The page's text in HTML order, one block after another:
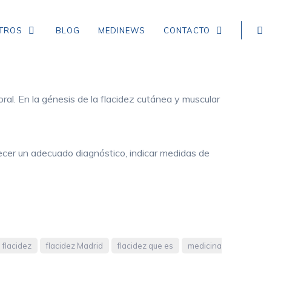
DE
NEUROLOGÍA
CEFALEA TENSIONAL
INFARTO Y HEMORRAGIA CEREBRAL
BLOG MEDINEWS CONTACTO
En la génesis de la flacidez cutánea y muscular
un adecuado diagnóstico, indicar medidas de
flacidez flacidez Madrid flacidez que es
medicina